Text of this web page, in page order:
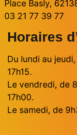
Place Basly,
03 21 77 39 77
Horaires
Du lundi au
17h15.
Le vendredi, de
17h00.
Le samedi, de